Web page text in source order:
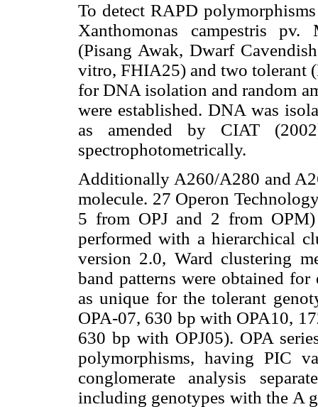
To detect RAPD
Xanthomonas campestris pv.
(Pisang Awak, Dwarf
vitro, FHIA25) and two tolerant
for DNA isolation and random
were established. DNA was
as amended by CIAT
spectrophotometrically.
Additionally A260/A280 and
molecule. 27 Operon
5 from OPJ and 2 from OPM)
performed with a hierarchical
version 2.0, Ward clustering
band patterns were obtained
as unique for the tolerant
OPA-07, 630 bp with OPA10,
630 bp with OPJ05). OPA
polymorphisms, having PIC
conglomerate analysis
including genotypes with the A